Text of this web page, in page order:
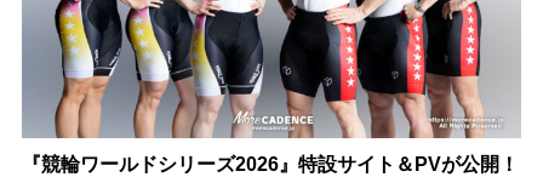
『競輪ワールドシリーズ2026』特設サイト＆PVが公開！